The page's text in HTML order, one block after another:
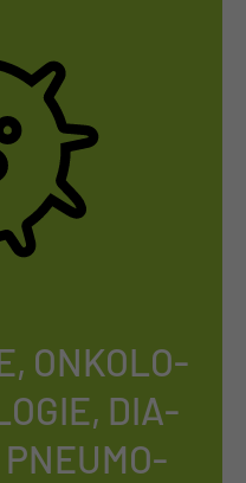
ON­KO­LO­
DIA­
PNEU­MO­